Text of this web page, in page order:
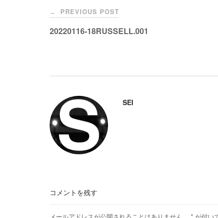
k
Post
navigation
← PREVIOUS POST
20220116-18RUSSELL.001
SEI
コメントを残す
メールアドレスが公開されることはありません。 * が付い